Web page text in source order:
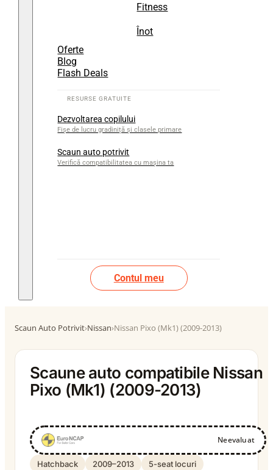
Fitness
Înot
Oferte
Blog
Flash Deals
Dezvoltarea copilului
Fișe de lucru gradiniță și clasele primare
Scaun auto potrivit
Verifică compatibilitatea cu mașina ta
Contul meu
Scaun Auto Potrivit›Nissan›Nissan Pixo (Mk1) (2009-2013)
Scaune auto compatibile Nissan
Pixo (Mk1) (2009-2013)
Neevaluat
Hatchback 2009–2013
5-seat locuri